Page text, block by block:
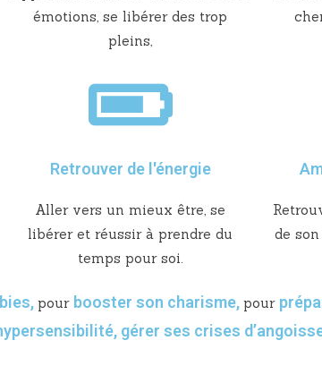
émotions, se libérer des trop
pleins,
Retrouver de l'énergie
Aller vers un mieux être, se
libérer et réussir à prendre du
temps pour soi.
de
, pour booster son charisme, pour
gérer ses crises